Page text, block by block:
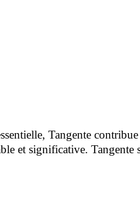
Tangente
et significative.